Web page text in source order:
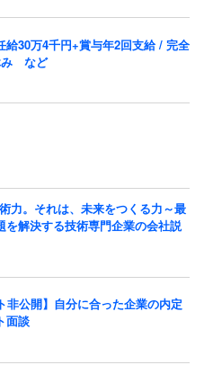
給30万4千円+賞与年2回支給 / 完全
み など
力。それは、未来をつくる力～最
を解決する技術専門企業の会社説
非公開】自分に合った企業の内定
面談